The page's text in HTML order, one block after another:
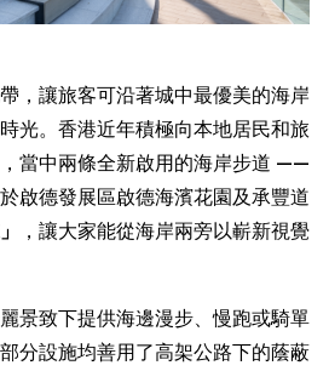
，讓旅客可沿著城中最優美的海岸
光。香港近年積極向本地居民和旅
當中兩條全新啟用的海岸步道 ——
啟德發展區啟德海濱花園及承豐道
」
，讓大家能從海岸兩旁以嶄新視覺
景致下提供海邊漫步、慢跑或騎單
分設施均善用了高架公路下的蔭蔽